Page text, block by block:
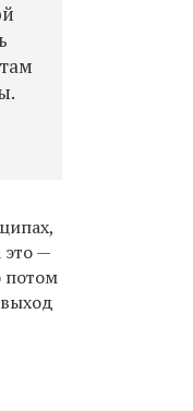
это —
потом